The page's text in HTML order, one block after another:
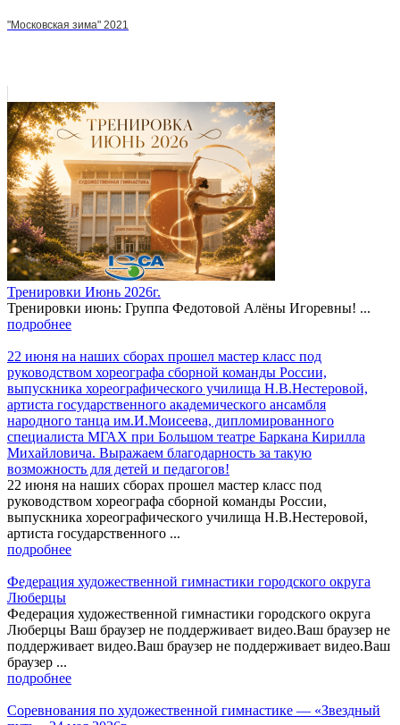
"Московская зима" 2021
Тренировки Июнь 2026г.
Тренировки июнь: Группа Федотовой Алёны Игоревны! ...
подробнее
22 июня на наших сборах прошел мастер класс под
руководством хореографа сборной команды России,
выпускника хореографического училища Н.В.Нестеровой,
артиста государственного академического ансамбля
народного танца им.И.Моисеева, дипломированного
специалиста МГАХ при Большом театре Баркана Кирилла
Михайловича. Выражаем благодарность за такую
возможность для детей и педагогов!
22 июня на наших сборах прошел мастер класс под
руководством хореографа сборной команды России,
выпускника хореографического училища Н.В.Нестеровой,
артиста государственного ...
подробнее
Федерация художественной гимнастики городского округа
Люберцы
Федерация художественной гимнастики городского округа
Люберцы Ваш браузер не поддерживает видео.Ваш браузер не
поддерживает видео.Ваш браузер не поддерживает видео.Ваш
браузер ...
подробнее
Соревнования по художественной гимнастике — «Звездный